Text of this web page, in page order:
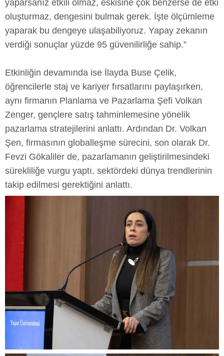
yaparsanız etkili olmaz, eskisine çok benzerse de etki
oluşturmaz, dengesini bulmak gerek. İşte ölçümleme
yaparak bu dengeye ulaşabiliyoruz. Yapay zekanın
verdiği sonuçlar yüzde 95 güvenilirliğe sahip.”
Etkinliğin devamında ise İlayda Buse Çelik,
öğrencilerle staj ve kariyer fırsatlarını paylaşırken,
aynı firmanın Planlama ve Pazarlama Şefi Volkan
Zenger, gençlere satış tahminlemesine yönelik
pazarlama stratejilerini anlattı. Ardından Dr. Volkan
Şen, firmasının globalleşme sürecini, son olarak Dr.
Fevzi Gökaliler de, pazarlamanın geliştirilmesindeki
sürekliliğe vurgu yaptı, sektördeki dünya trendlerinin
takip edilmesi gerektiğini anlattı.